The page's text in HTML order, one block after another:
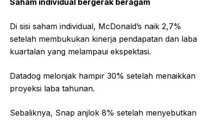
Saham individual bergerak beragam
Di sisi saham individual, McDonald’s naik 2,7%
setelah membukukan kinerja pendapatan dan laba
kuartalan yang melampaui ekspektasi.
Datadog melonjak hampir 30% setelah menaikkan
proyeksi laba tahunan.
Sebaliknya, Snap anjlok 8% setelah menyebutkan